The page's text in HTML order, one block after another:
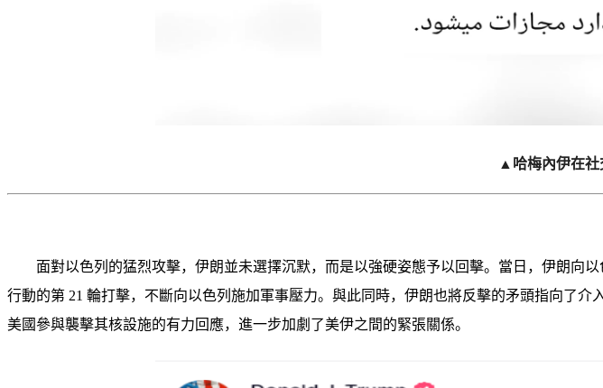
▲哈梅內伊在社
面對以色列的猛烈攻擊，伊朗並未選擇沉默，而是以強硬姿態予以回擊。當日，伊朗向
行動的第 21 輪打擊，不斷向以色列施加軍事壓力。與此同時，伊朗也將反擊的矛頭指向了
美國參與襲擊其核設施的有力回應，進一步加劇了美伊之間的緊張關係。